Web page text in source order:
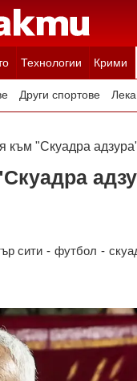
Технологии Крими
Други спортове
"Скуадра
сити - футбол -